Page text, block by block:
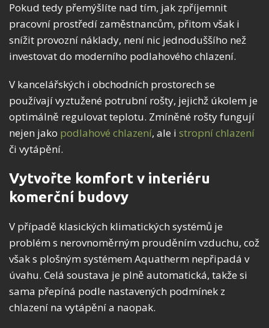
Pokud tedy přemýšlíte nad tím, jak zpříjemnit
pracovní prostředí zaměstnancům, přitom však i
snížit provozní náklady, není nic jednoduššího než
investovat do moderního podlahového chlazení.
V kancelářských i obchodních prostorech se
používají vyztužené potrubní rošty, jejichž úkolem je
optimálně regulovat teplotu. Zmíněné rošty fungují
nejen jako podlahové chlazení, ale i stropní chlazení
či vytápění.
Vytvořte komfort v interiéru
komerční budovy
V případě klasických klimatických systémů je
problém s nerovnoměrným prouděním vzduchu, což
však s plošným systémem Aquatherm nepřipadá v
úvahu. Celá soustava je plně automatická, takže si
sama přepíná podle nastavených podmínek z
chlazení na vytápění a naopak.